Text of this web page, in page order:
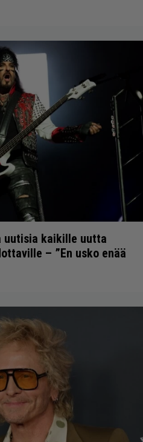
uutisia kaikille uutta
– ”En usko enää